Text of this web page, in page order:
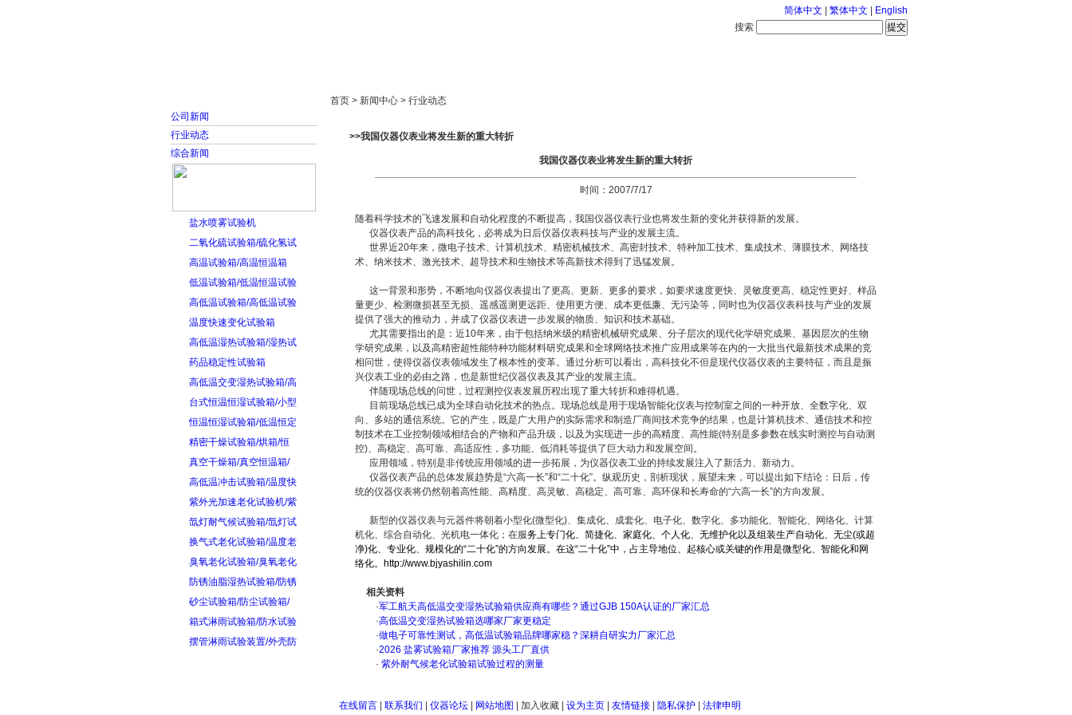
简体中文 繁体中文
English
搜索
公司新闻
行业动态
综合新闻
盐水喷雾试验机
二氧化硫试验箱/硫化氢试
高温试验箱/高温恒温箱
低温试验箱/低温恒温试验
高低温试验箱/高低温试验
温度快速变化试验箱
高低温湿热试验箱/湿热试
药品稳定性试验箱
高低温交变湿热试验箱/高
台式恒温恒湿试验箱/小型
恒温恒湿试验箱/低温恒定
精密干燥试验箱/烘箱/恒
真空干燥箱/真空恒温箱/
高低温冲击试验箱/温度快
紫外光加速老化试验机/紫
氙灯耐气候试验箱/氙灯试
换气式老化试验箱/温度老
臭氧老化试验箱/臭氧老化
防锈油脂湿热试验箱/防锈
砂尘试验箱/防尘试验箱/
箱式淋雨试验箱/防水试验
摆管淋雨试验装置/外壳防
首页 > 新闻中心 > 行业动态
>>我国仪器仪表业将发生新的重大转折
我国仪器仪表业将发生新的重大转折
时间：2007/7/17
随着科学技术的飞速发展和自动化程度的不断提高，我国仪器仪表行业也将发生新的变化并获得新的发展。
仪器仪表产品的高科技化，必将成为日后仪器仪表科技与产业的发展主流。
世界近20年来，微电子技术、计算机技术、精密机械技术、高密封技术、特种加工技术、集成技术、薄膜技术、网络技
术、纳米技术、激光技术、超导技术和生物技术等高新技术得到了迅猛发展。
这一背景和形势，不断地向仪器仪表提出了更高、更新、更多的要求，如要求速度更快、灵敏度更高、稳定性更好、样品
量更少、检测微损甚至无损、遥感遥测更远距、使用更方便、成本更低廉、无污染等，同时也为仪器仪表科技与产业的发展
提供了强大的推动力，并成了仪器仪表进一步发展的物质、知识和技术基础。
尤其需要指出的是：近10年来，由于包括纳米级的精密机械研究成果、分子层次的现代化学研究成果、基因层次的生物
学研究成果，以及高精密超性能特种功能材料研究成果和全球网络技术推广应用成果等在内的一大批当代最新技术成果的竞
相问世，使得仪器仪表领域发生了根本性的变革。通过分析可以看出，高科技化不但是现代仪器仪表的主要特征，而且是振
兴仪表工业的必由之路，也是新世纪仪器仪表及其产业的发展主流。
伴随现场总线的问世，过程测控仪表发展历程出现了重大转折和难得机遇。
目前现场总线已成为全球自动化技术的热点。现场总线是用于现场智能化仪表与控制室之间的一种开放、全数字化、双
向、多站的通信系统。它的产生，既是广大用户的实际需求和制造厂商间技术竞争的结果，也是计算机技术、通信技术和控
制技术在工业控制领域相结合的产物和产品升级，以及为实现进一步的高精度、高性能(特别是多参数在线实时测控与自动测
控)、高稳定、高可靠、高适应性，多功能、低消耗等提供了巨大动力和发展空间。
应用领域，特别是非传统应用领域的进一步拓展，为仪器仪表工业的持续发展注入了新活力、新动力。
仪器仪表产品的总体发展趋势是“六高一长”和“二十化”。纵观历史，剖析现状，展望未来，可以提出如下结论：日后，传
统的仪器仪表将仍然朝着高性能、高精度、高灵敏、高稳定、高可靠、高环保和长寿命的“六高一长”的方向发展。
新型的仪器仪表与元器件将朝着小型化(微型化)、集成化、成套化、电子化、数字化、多功能化、智能化、网络化、计算
机化、综合自动化、光机电一体化；在服务上专门化、简捷化、家庭化、个人化、无维护化以及组装生产自动化、无尘(或超
净)化、专业化、规模化的“二十化”的方向发展。在这“二十化”中，占主导地位、起核心或关键的作用是微型化、智能化和网
络化。
http://www.bjyashilin.com
相关资料
·军工航天高低温交变湿热试验箱供应商有哪些？通过GJB 150A认证的厂家汇总
·高低温交变湿热试验箱选哪家厂家更稳定
·做电子可靠性测试，高低温试验箱品牌哪家稳？深耕自研实力厂家汇总
·2026 盐雾试验箱厂家推荐 源头工厂直供
· 紫外耐气候老化试验箱试验过程的测量
在线留言| 联系我们 仪器论坛| 网站地图 加入收藏| 设为主页| 友情链接| 隐私保护| 法律申明